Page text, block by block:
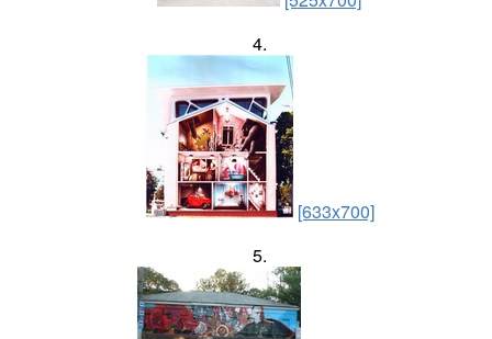
4.
[633x700]
5.